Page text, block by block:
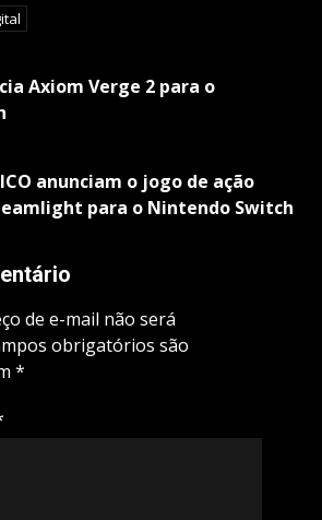
Axiom Verge 2 para o
anunciam o jogo de ação
para o Nintendo Switch
de e-mail não será
obrigatórios são
*